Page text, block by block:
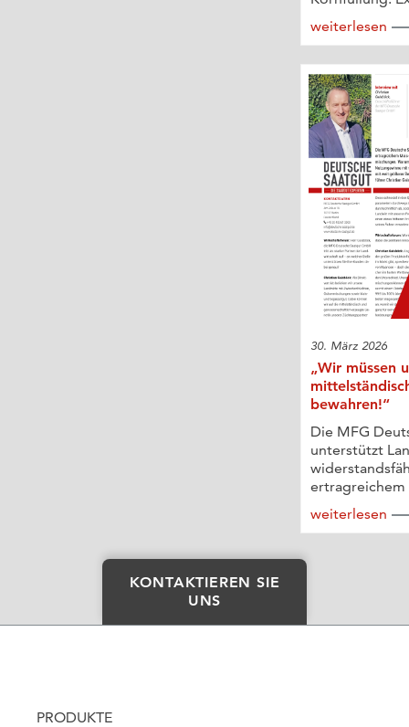
weiterlesen
30. März 2026
„Wir müssen
bewahren!“
Die MFG
unterstützt
ertragreichem
weiterlesen
KONTAKTIEREN SIE
UNS
PRODUKTE